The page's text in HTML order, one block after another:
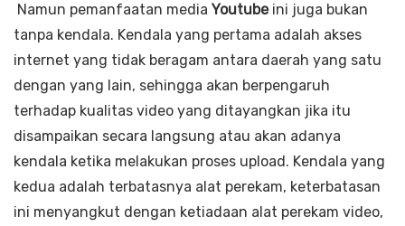
Namun pemanfaatan media Youtubeini juga bukan
tanpa kendala. Kendala yang pertama adalah akses
internet yang tidak beragam antara daerah yang satu
dengan yang lain, sehingga akan berpengaruh
terhadap kualitas video yang ditayangkan jika itu
disampaikan secara langsung atau akan adanya
kendala ketika melakukan proses upload. Kendala yang
kedua adalah terbatasnya alat perekam, keterbatasan
ini menyangkut dengan ketiadaan alat perekam video,